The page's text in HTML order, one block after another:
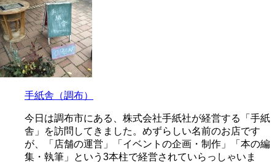
手紙舎（調布）
今日は調布市にある、株式会社手紙社が経営する「手紙
舎」を訪問してきました。めずらしい名前のお店です
が、「店舗の運営」「イベントの企画・制作」「本の編
集・執筆」という3本柱で経営されていらっしゃいま